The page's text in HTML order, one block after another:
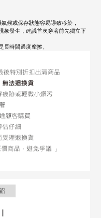
候或保存狀態容易導致移染，
象發生，建議首次穿著前先獨立下
時間過度摩擦。